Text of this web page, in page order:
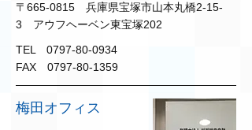
〒665-0815 兵庫県宝塚市山本丸橋2-15-
3 アウフヘーベン東宝塚202
TEL
0797-80-0934
FAX 0797-80-1359
梅田オフィス